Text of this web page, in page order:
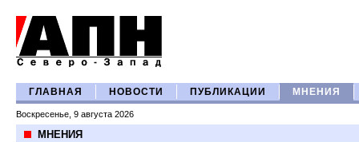
ГЛАВНАЯ НОВОСТИ ПУБЛИКАЦИИ МНЕНИЯ
Воскресенье, 9 августа 2026
МНЕНИЯ